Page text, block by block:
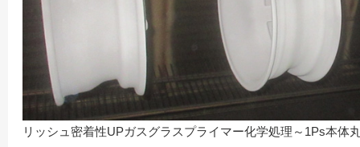
リッシュ密着性UPガスグラスプライマー化学処理～1Ps本体